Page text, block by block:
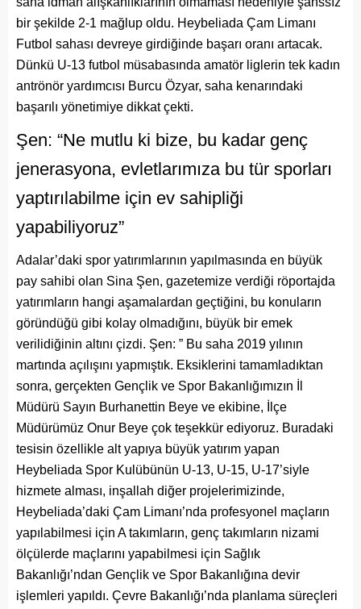
bir şekilde 2-1 mağlup oldu. Heybeliada Çam Limanı
Futbol sahası devreye girdiğinde başarı oranı artacak.
Dünkü U-13 futbol müsabasında amatör liglerin tek kadın
antrönör yardımcısı Burcu Özyar, saha kenarındaki
başarılı yönetimiye dikkat çekti.
Şen: “Ne mutlu ki bize, bu kadar genç
jenerasyona, evletlarımıza bu tür sporları
yaptırılabilme için ev sahipliği
yapabiliyoruz”
Adalar’daki spor yatırımlarının yapılmasında en büyük
pay sahibi olan Sina Şen, gazetemize verdiği röportajda
yatırımların hangi aşamalardan geçtiğini, bu konuların
göründüğü gibi kolay olmadığını, büyük bir emek
verilidiğinin altını çizdi. Şen: ” Bu saha 2019 yılının
martında açılışını yapmıştık. Eksiklerini tamamladıktan
sonra, gerçekten Gençlik ve Spor Bakanlığımızın İl
Müdürü Sayın Burhanettin Beye ve ekibine, İlçe
Müdürümüz Onur Beye çok teşekkür ediyoruz. Buradaki
tesisin özellikle alt yapıya büyük yatırım yapan
Heybeliada Spor Kulübünün U-13, U-15, U-17’siyle
hizmete alması, inşallah diğer projelerimizinde,
Heybeliada’daki Çam Limanı’nda profesyonel maçların
yapılabilmesi için A takımların, genç takımların nizami
ölçülerde maçlarını yapabilmesi için Sağlık
Bakanlığı’ndan Gençlik ve Spor Bakanlığına devir
işlemleri yapıldı. Çevre Bakanlığı’nda planlama süreçleri